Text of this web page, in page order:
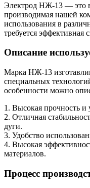
Электрод НЖ-13 — это
производимая нашей
использования в
требуется эффективная
Описание
Марка НЖ-13
специальных
особенности можно
1. Высокая прочность и
2. Отличная
дуги.
3. Удобство
4. Высокая
материалов.
Процесс